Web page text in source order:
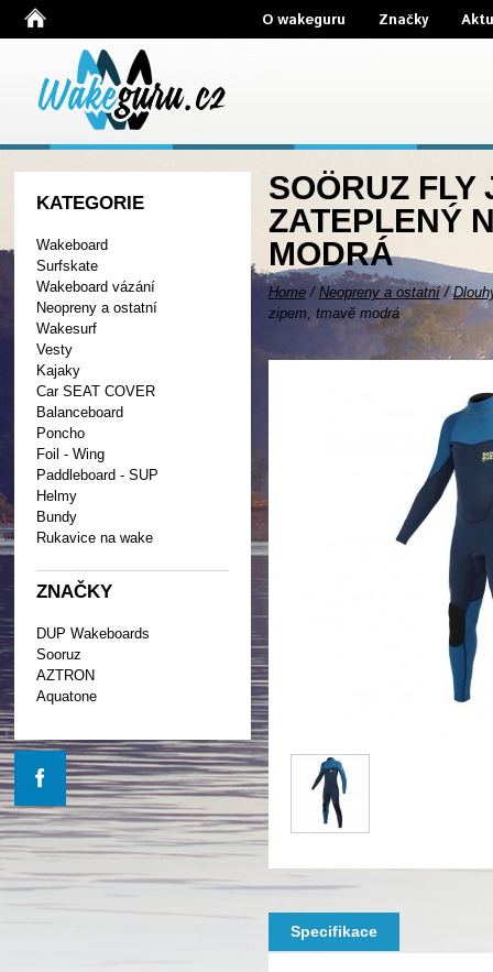
O wakeguru Značky
KATEGORIE
Wakeboard
Surfskate
Wakeboard vázání
Neopreny a ostatní
Wakesurf
Vesty
Kajaky
Car SEAT COVER
Balanceboard
Poncho
Foil - Wing
Paddleboard - SUP
Helmy
Bundy
Rukavice na wake
ZNAČKY
DUP Wakeboards
Sooruz
AZTRON
Aquatone
SOÖRUZ FLY
ZATEPLENÝ
MODRÁ
Home/ Neopreny a ostatní/
zipem, tmavě modrá
Specifikace